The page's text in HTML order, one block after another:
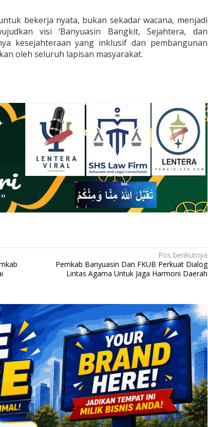
bekerja nyata, bukan sekadar wacana, menjadi
visi ‘Banyuasin Bangkit, Sejahtera, dan
kesejahteraan yang inklusif dan pembangunan
oleh seluruh lapisan masyarakat.
Pos berikutnya
Pemkab Banyuasin Dan FKUB Perkuat Dialog
Lintas Agama Untuk Jaga Harmoni Daerah